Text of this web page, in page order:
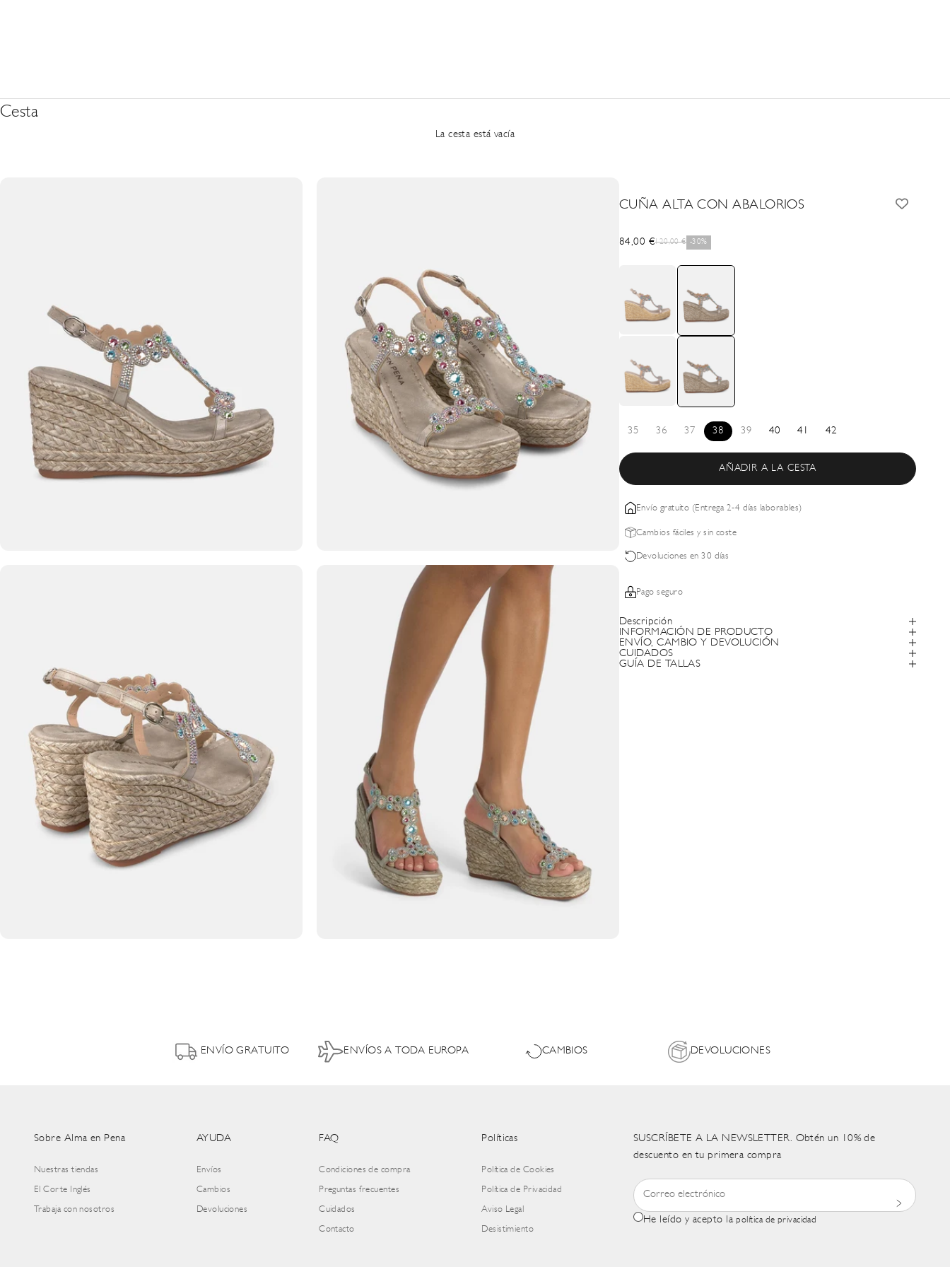
Cesta
La cesta está vacía
CUÑA ALTA CON ABALORIOS
Precio de oferta
84,00 €Precio normal
120,00 € -30%
35 36 37 38 39 40 41 42
AÑADIR A LA CESTA
Envío gratuito (Entrega 2-4 días laborables)
Cambios fáciles y sin coste
Devoluciones en 30 días
Pago seguro
Descripción
INFORMACIÓN DE PRODUCTO
ENVÍO, CAMBIO Y DEVOLUCIÓN
CUIDADOS
GUÍA DE TALLAS
ENVÍO GRATUITO ENVÍOS A TODA EUROPA CAMBIOS DEVOLUCIONES
Sobre Alma en Pena
Nuestras tiendas
El Corte Inglés
Trabaja con nosotros
AYUDA
Envíos
Cambios
Devoluciones
FAQ
Condiciones de compra
Preguntas frecuentes
Cuidados
Contacto
Políticas
Política de Cookies
Política de Privacidad
Aviso Legal
Desistimiento
SUSCRÍBETE A LA NEWSLETTER. Obtén un 10% de
descuento en tu primera compra
He leído y acepto lapolítica de privacidad